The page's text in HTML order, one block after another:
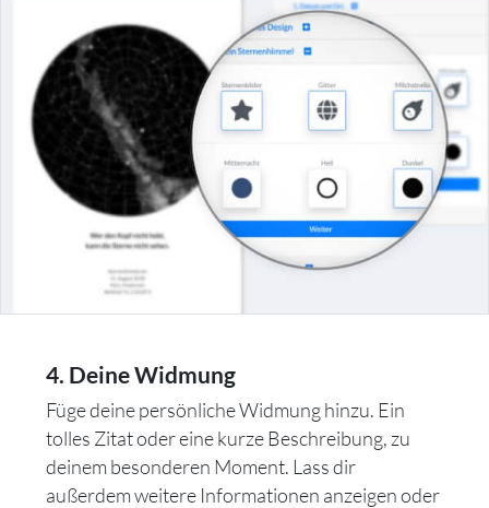
4. Deine Widmung
Füge deine persönliche Widmung hinzu. Ein
tolles Zitat oder eine kurze Beschreibung, zu
deinem besonderen Moment. Lass dir
außerdem weitere Informationen anzeigen oder